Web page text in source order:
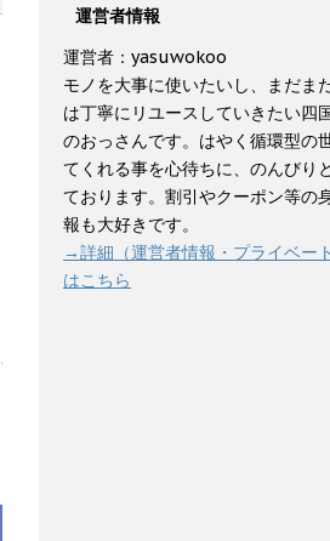
運営者情報
運営者：yasuwokoo
モノを大事に使いたいし、まだま
は丁寧にリユースしていきたい四
のおっさんです。はやく循環型の
てくれる事を心待ちに、のんびり
ております。割引やクーポン等の
報も大好きです。
→詳細（運営者情報・プライベー
はこちら